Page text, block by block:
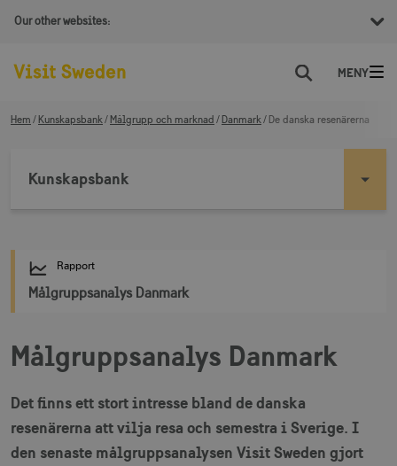
Our other websites:
Sök
Hem Kunskapsbank Målgrupp och marknad Danmark De danska resenärerna
Kunskapsbank
Rapport
Målgruppsanalys Danmark
Målgruppsanalys Danmark
Det finns ett stort intresse bland de danska
resenärerna att vilja resa och semestra i Sverige. I
den senaste målgruppsanalysen Visit Sweden gjort